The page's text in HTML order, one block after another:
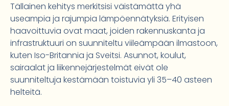
Tällainen kehitys merkitsisi väistämättä yhä
useampia ja rajumpia lämpöennätyksiä. Erityisen
haavoittuvia ovat maat, joiden rakennuskanta ja
infrastruktuuri on suunniteltu viileämpään ilmastoon,
kuten Iso-Britannia ja Sveitsi. Asunnot, koulut,
sairaalat ja liikennejärjestelmät eivät ole
suunniteltuja kestämään toistuvia yli 35–40 asteen
helteitä.